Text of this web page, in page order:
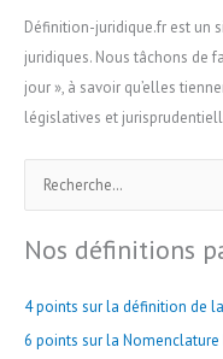
Définition-juridique.fr est un
juridiques. Nous tâchons de
jour », à savoir qu’elles
législatives et
c
e
r
Nos définitions
4 points sur la définition de
6 points sur la